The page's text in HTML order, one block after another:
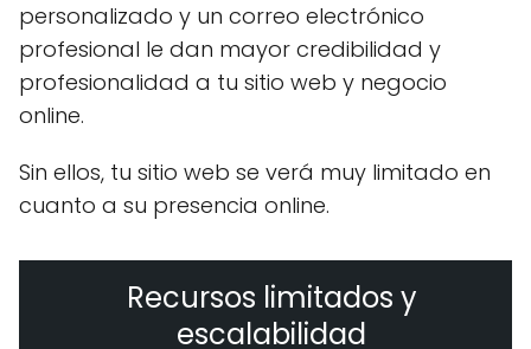
personalizado y un correo electrónico
profesional le dan mayor credibilidad y
profesionalidad a tu sitio web y negocio
online.
Sin ellos, tu sitio web se verá muy limitado en
cuanto a su presencia online.
Recursos limitados y
escalabilidad